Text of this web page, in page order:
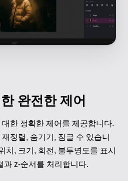
완전한 제어
한 정확한 제어를 제공합니다.
정렬, 숨기기, 잠글 수 있습니
치, 크기, 회전, 불투명도를 표시
과 z-순서를 처리합니다.